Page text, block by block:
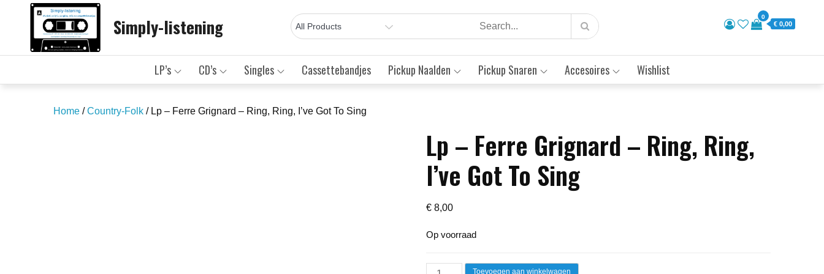
Simply-listening 0
€ 0,00
LP’s CD’s Singles Cassettebandjes Pickup Naalden Pickup Snaren Accesoires Wishlist
Home /Country-Folk / Lp – Ferre Grignard – Ring, Ring, I’ve Got To Sing
Lp – Ferre Grignard – Ring, Ring,
I’ve Got To Sing
€ 8,00
Op voorraad
Toevoegen aan winkelwagen